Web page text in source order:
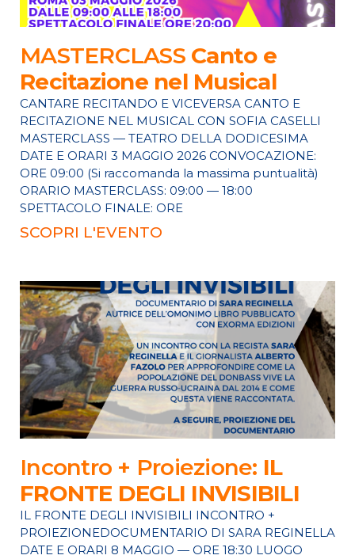
MASTERCLASS Canto e
Recitazione nel Musical
CANTARE RECITANDO E VICEVERSA CANTO E
RECITAZIONE NEL MUSICAL CON SOFIA CASELLI
MASTERCLASS — TEATRO DELLA DODICESIMA
DATE E ORARI 3 MAGGIO 2026 CONVOCAZIONE:
ORE 09:00 (Si raccomanda la massima puntualità)
ORARIO MASTERCLASS: 09:00 — 18:00
SPETTACOLO FINALE: ORE
SCOPRI L'EVENTO
Incontro + Proiezione: IL
FRONTE DEGLI INVISIBILI
IL FRONTE DEGLI INVISIBILI INCONTRO +
PROIEZIONEDOCUMENTARIO DI SARA REGINELLA
DATE E ORARI 8 MAGGIO — ORE 18:30 LUOGO